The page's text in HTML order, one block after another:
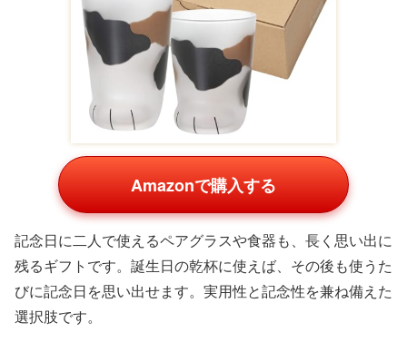
物だけでなく、二人で過ごす時間そのものを贈れるのが体
験ギフトの魅力。5万円あれば、宿泊やレストラン、アク
ティビティなどを選べるカタログ型のギフトや、少し贅沢
な旅行プランも視野に入ります。
「一緒に楽しめる」
が最大のポイントです。
選べる体験ギフトカタログ